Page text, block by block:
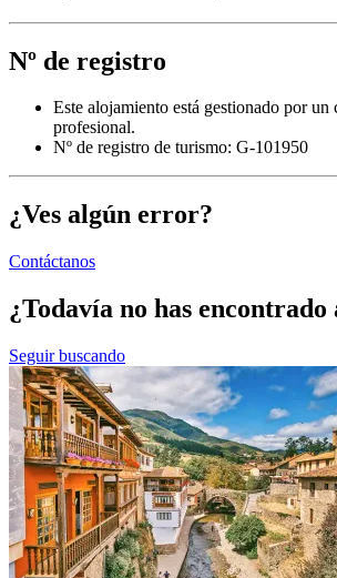
Nº de registro
Este alojamiento está gestionado por un
profesional.
Nº de registro de turismo: G-101950
¿Ves algún error?
Contáctanos
¿Todavía no has
Seguir buscando